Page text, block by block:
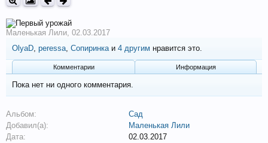
Маленькая Лили, 02.03.2017
OlyaD, peressa, Сопиринкаи 4 другим нравится это.
Комментарии Информация
Пока нет ни одного комментария.
Альбом:
Сад
Добавил(а):
Маленькая Лили
Дата:
02.03.2017